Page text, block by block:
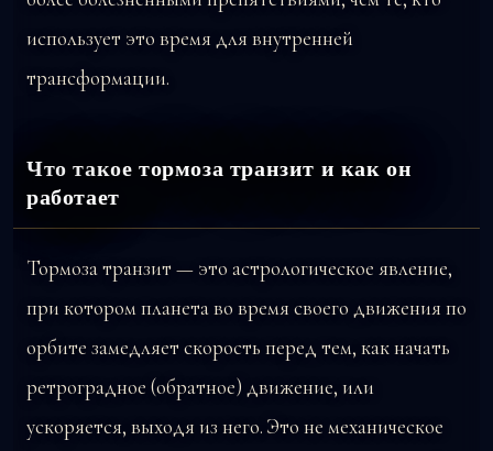
использует это время для внутренней
трансформации.
Что такое тормоза транзит и как он
работает
Тормоза транзит — это астрологическое явление,
при котором планета во время своего движения по
орбите замедляет скорость перед тем, как начать
ретроградное (обратное) движение, или
ускоряется, выходя из него. Это не механическое